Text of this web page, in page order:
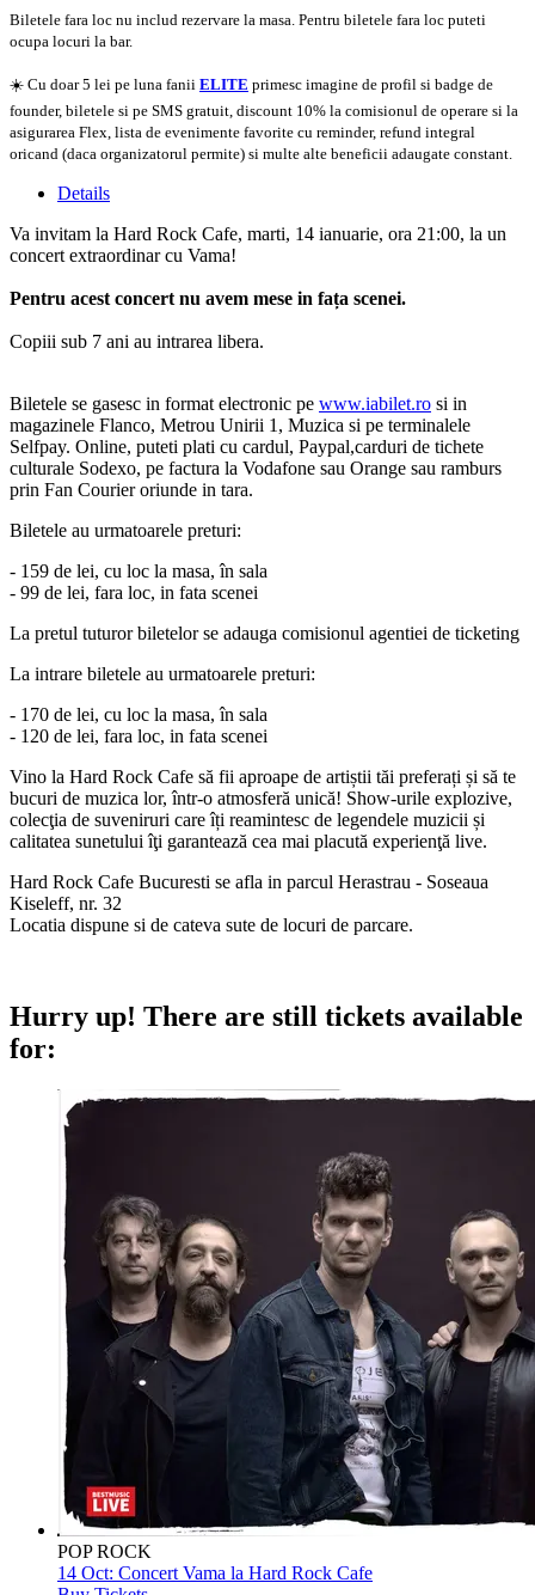
Biletele fara loc nu includ rezervare la masa. Pentru biletele fara loc puteti
ocupa locuri la bar.
☀️ Cu doar 5 lei pe luna fanii ELITE primesc imagine de profil si badge de
founder, biletele si pe SMS gratuit, discount 10% la comisionul de operare si la
asigurarea Flex, lista de evenimente favorite cu reminder, refund integral
oricand (daca organizatorul permite) si multe alte beneficii adaugate constant.
Details
Va invitam la Hard Rock Cafe, marti, 14 ianuarie, ora 21:00, la un
concert extraordinar cu Vama!
Pentru acest concert nu avem mese in fața scenei.
Copiii sub 7 ani au intrarea libera.
Biletele se gasesc in format electronic pe www.iabilet.ro si in
magazinele Flanco, Metrou Unirii 1, Muzica si pe terminalele
Selfpay. Online, puteti plati cu cardul, Paypal,carduri de tichete
culturale Sodexo, pe factura la Vodafone sau Orange sau ramburs
prin Fan Courier oriunde in tara.
Biletele au urmatoarele preturi:
- 159 de lei, cu loc la masa, în sala
- 99 de lei, fara loc, in fata scenei
La pretul tuturor biletelor se adauga comisionul agentiei de ticketing
La intrare biletele au urmatoarele preturi:
- 170 de lei, cu loc la masa, în sala
- 120 de lei, fara loc, in fata scenei
Vino la Hard Rock Cafe să fii aproape de artiștii tăi preferați și să te
bucuri de muzica lor, într-o atmosferă unică! Show-urile explozive,
colecţia de suveniruri care îți reamintesc de legendele muzicii și
calitatea sunetului îţi garantează cea mai placută experienţă live.
Hard Rock Cafe Bucuresti se afla in parcul Herastrau - Soseaua
Kiseleff, nr. 32
Locatia dispune si de cateva sute de locuri de parcare.
Hurry up! There are still tickets available
for:
POP ROCK
14 Oct: Concert Vama la Hard Rock Cafe